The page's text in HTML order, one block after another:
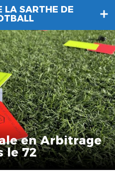
LA SARTHE DE
en Arbitrage
le 72